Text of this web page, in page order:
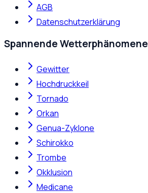
AGB
Datenschutzerklärung
Spannende Wetterphänomene
Gewitter
Hochdruckkeil
Tornado
Orkan
Genua-Zyklone
Schirokko
Trombe
Okklusion
Medicane